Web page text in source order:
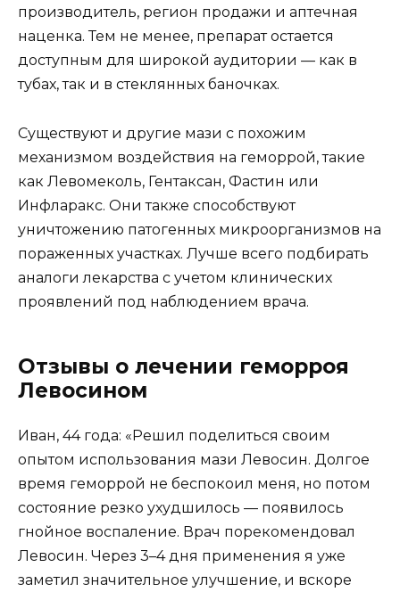
производитель, регион продажи и аптечная
наценка. Тем не менее, препарат остается
доступным для широкой аудитории — как в
тубах, так и в стеклянных баночках.
Существуют и другие мази с похожим
механизмом воздействия на геморрой, такие
как Левомеколь, Гентаксан, Фастин или
Инфларакс. Они также способствуют
уничтожению патогенных микроорганизмов на
пораженных участках. Лучше всего подбирать
аналоги лекарства с учетом клинических
проявлений под наблюдением врача.
Отзывы о лечении геморроя
Левосином
Иван, 44 года: «Решил поделиться своим
опытом использования мази Левосин. Долгое
время геморрой не беспокоил меня, но потом
состояние резко ухудшилось — появилось
гнойное воспаление. Врач порекомендовал
Левосин. Через 3–4 дня применения я уже
заметил значительное улучшение, и вскоре